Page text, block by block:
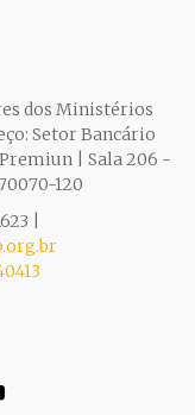
dos Ministérios
Setor Bancário
| Sala 206 -
120
|